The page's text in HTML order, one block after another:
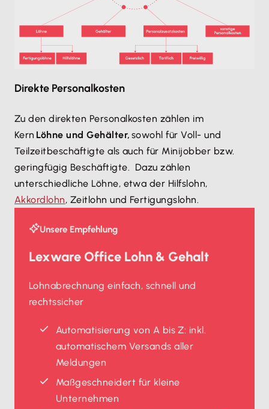
Direkte Personalkosten
Zu den direkten Personalkosten zählen im
Kern Löhne und Gehälter, sowohl für Voll- und
Teilzeitbeschäftigte als auch für Minijobber bzw.
geringfügig Beschäftigte. Dazu zählen
unterschiedliche Löhne, etwa der Hilfslohn,
Akkordlohn, Zeitlohn und Fertigungslohn.
Unsere Empfehlung
Lexware Office Lohn & Gehalt
Lohnabrechnung einfach, schnell und
rechtssicher
Automatisierung von A bis Z: inkl.
automatischem Versands aller
Meldungen
Maßgeschneidert für kleine
Unternehmen